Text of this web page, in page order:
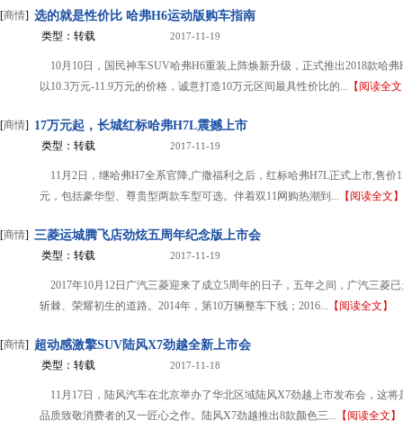
[商情] 选的就是性价比 哈弗H6运动版购车指南
类型：转载 2017-11-19
10月10日，国民神车SUV哈弗H6重装上阵焕新升级，正式推出2018款哈弗
以10.3万元-11.9万元的价格，诚意打造10万元区间最具性价比的... 【阅读全
[商情] 17万元起，长城红标哈弗H7L震撼上市
类型：转载 2017-11-19
11月2日，继哈弗H7全系官降,广撒福利之后，红标哈弗H7L正式上市,售价
元，包括豪华型、尊贵型两款车型可选。伴着双11网购热潮到... 【阅读全文】
[商情] 三菱运城腾飞店劲炫五周年纪念版上市会
类型：转载 2017-11-19
2017年10月12日广汽三菱迎来了成立5周年的日子，五年之间，广汽三菱
斩棘、荣耀初生的道路。2014年，第10万辆整车下线；2016... 【阅读全文】
[商情] 超动感激擎SUV陆风X7劲越全新上市会
类型：转载 2017-11-18
11月17日，陆风汽车在北京举办了华北区域陆风X7劲越上市发布会，这将
品质致敬消费者的又一匠心之作。陆风X7劲越推出8款颜色三... 【阅读全文】